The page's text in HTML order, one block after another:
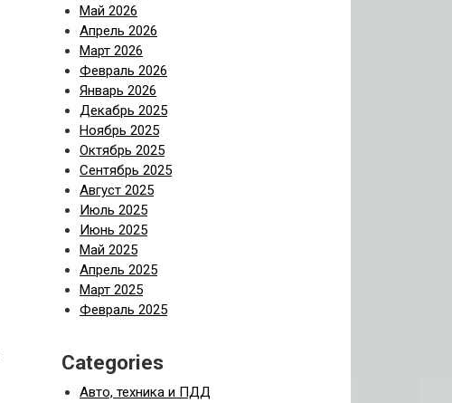
Май 2026
Апрель 2026
Март 2026
Февраль 2026
Январь 2026
Декабрь 2025
Ноябрь 2025
Октябрь 2025
Сентябрь 2025
Август 2025
Июль 2025
Июнь 2025
Май 2025
Апрель 2025
Март 2025
Февраль 2025
Categories
Авто, техника и ПДД